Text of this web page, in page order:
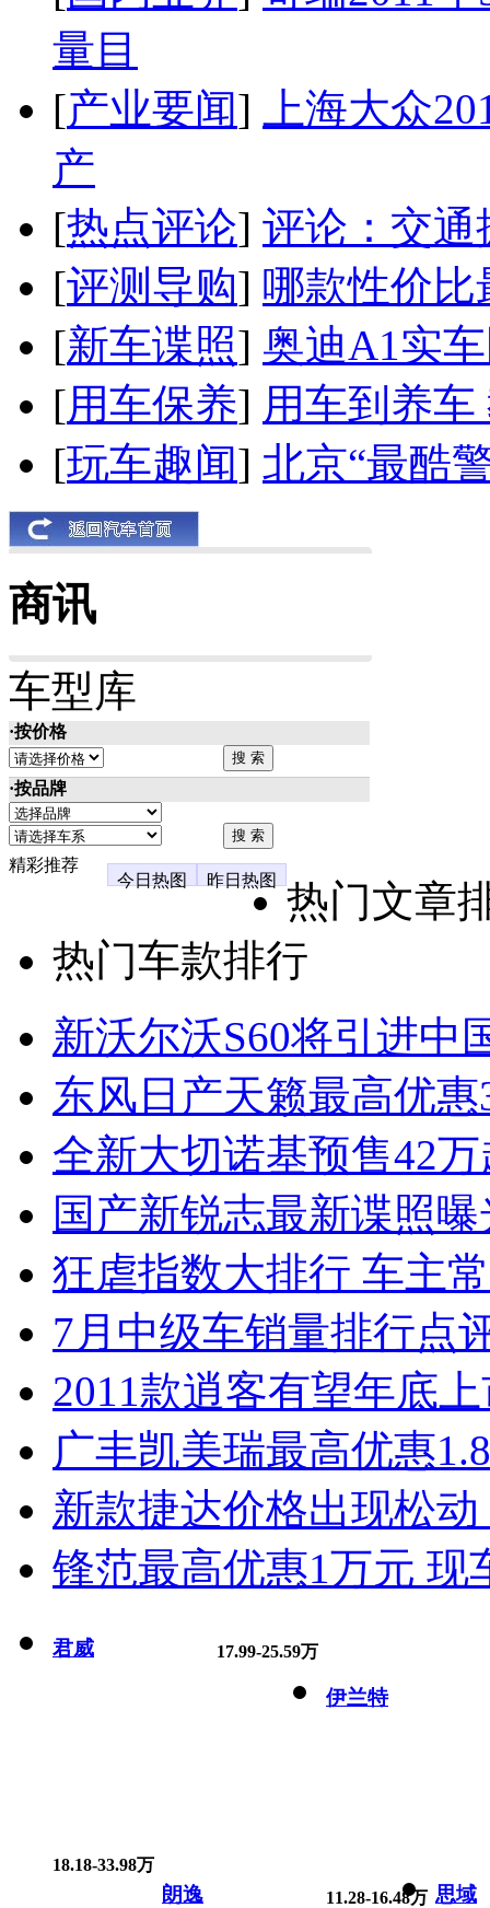
量目
[产业要闻]
上海大众
产
[热点评论] 评论：交通
[评测导购] 哪款性价比
[新车谍照] 奥迪A1实
[用车保养] 用车到养
[玩车趣闻] 北京“最酷
商讯
车型库
·按价格
·按品牌
精彩推荐
今日热图
昨日热图
热门文章
热门车款排行
新沃尔沃S60将引进中
东风日产天籁最高优
全新大切诺基预售42
国产新锐志最新谍照
狂虐指数大排行 车主
7月中级车销量排行点
2011款逍客有望年底
广丰凯美瑞最高优惠
新款捷达价格出现松
锋范最高优惠1万元 现
君威 17.99-25.59万
伊兰特
18.18-33.98万
朗逸 11.28-16.48万 思域